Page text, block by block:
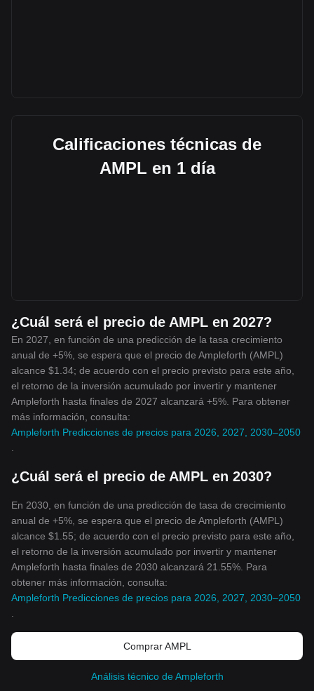
Calificaciones técnicas de
AMPL en 1 día
¿Cuál será el precio de AMPL en 2027?
En 2027, en función de una predicción de la tasa crecimiento
anual de +5%, se espera que el precio de Ampleforth (AMPL)
alcance $1.34; de acuerdo con el precio previsto para este año,
el retorno de la inversión acumulado por invertir y mantener
Ampleforth hasta finales de 2027 alcanzará +5%. Para obtener
más información, consulta:
Ampleforth Predicciones de precios para 2026, 2027, 2030–2050
¿Cuál será el precio de AMPL en 2030?
En 2030, en función de una predicción de tasa de crecimiento
anual de +5%, se espera que el precio de Ampleforth (AMPL)
alcance $1.55; de acuerdo con el precio previsto para este año,
el retorno de la inversión acumulado por invertir y mantener
Ampleforth hasta finales de 2030 alcanzará 21.55%. Para
obtener más información, consulta:
Ampleforth Predicciones de precios para 2026, 2027, 2030–2050
Comprar AMPL
Análisis técnico de Ampleforth